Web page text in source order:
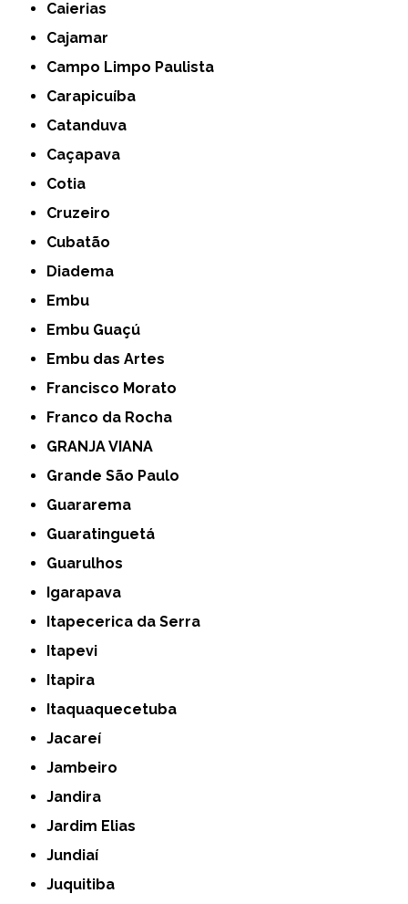
Caierias
Cajamar
Campo Limpo Paulista
Carapicuíba
Catanduva
Caçapava
Cotia
Cruzeiro
Cubatão
Diadema
Embu
Embu Guaçú
Embu das Artes
Francisco Morato
Franco da Rocha
GRANJA VIANA
Grande São Paulo
Guararema
Guaratinguetá
Guarulhos
Igarapava
Itapecerica da Serra
Itapevi
Itapira
Itaquaquecetuba
Jacareí
Jambeiro
Jandira
Jardim Elias
Jundiaí
Juquitiba